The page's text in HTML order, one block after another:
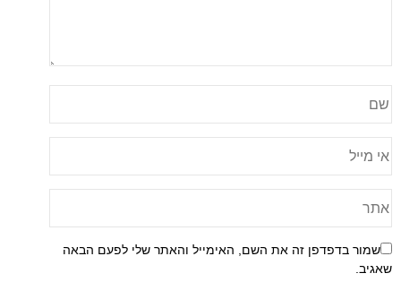
שמור בדפדפן זה את השם, האימייל והאתר שלי לפעם הבאה
שאגיב.